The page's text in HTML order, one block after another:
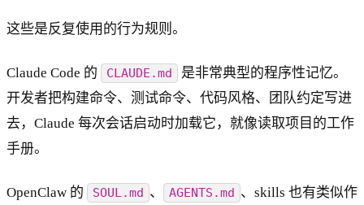
这些是反复使用的行为规则。
Claude Code 的 CLAUDE.md
是非常典型的程序性记忆。
开发者把构建命令、测试命令、代码风格、团队约定写进
去，Claude 每次会话启动时加载它，就像读取项目的工作
手册。
OpenClaw 的 SOUL.md 、 AGENTS.md 、skills 也有类似作